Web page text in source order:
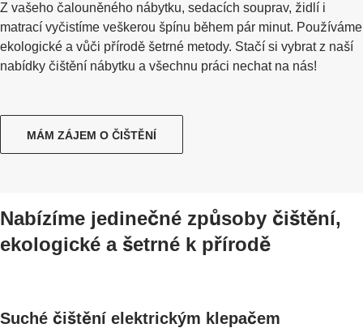
Z vašeho čalouněného nábytku, sedacích souprav, židlí i
matrací vyčistíme veškerou špínu během pár minut. Používáme
ekologické a vůči přírodě šetrné metody. Stačí si vybrat z naší
nabídky čištění nábytku a všechnu práci nechat na nás!
MÁM ZÁJEM O ČIŠTĚNÍ
Nabízíme jedinečné způsoby čištění,
ekologické a šetrné k přírodě
Suché čištění elektrickým klepačem